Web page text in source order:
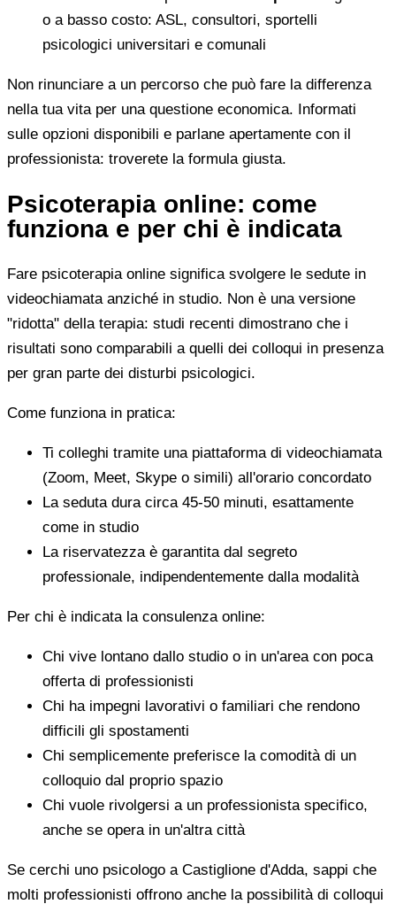
o a basso costo: ASL, consultori, sportelli
psicologici universitari e comunali
Non rinunciare a un percorso che può fare la differenza
nella tua vita per una questione economica. Informati
sulle opzioni disponibili e parlane apertamente con il
professionista: troverete la formula giusta.
Psicoterapia online: come
funziona e per chi è indicata
Fare psicoterapia online significa svolgere le sedute in
videochiamata anziché in studio. Non è una versione
"ridotta" della terapia: studi recenti dimostrano che i
risultati sono comparabili a quelli dei colloqui in presenza
per gran parte dei disturbi psicologici.
Come funziona in pratica:
Ti colleghi tramite una piattaforma di videochiamata
(Zoom, Meet, Skype o simili) all'orario concordato
La seduta dura circa 45-50 minuti, esattamente
come in studio
La riservatezza è garantita dal segreto
professionale, indipendentemente dalla modalità
Per chi è indicata la consulenza online:
Chi vive lontano dallo studio o in un'area con poca
offerta di professionisti
Chi ha impegni lavorativi o familiari che rendono
difficili gli spostamenti
Chi semplicemente preferisce la comodità di un
colloquio dal proprio spazio
Chi vuole rivolgersi a un professionista specifico,
anche se opera in un'altra città
Se cerchi uno psicologo a Castiglione d'Adda, sappi che
molti professionisti offrono anche la possibilità di colloqui